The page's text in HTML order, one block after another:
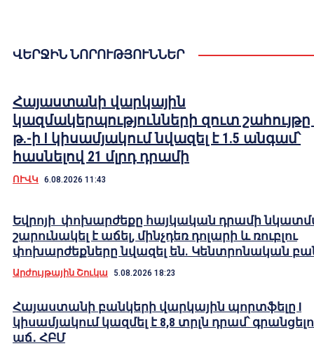
ՎԵՐՋԻՆ ՆՈՐՈՒԹՅՈՒՆՆԵՐ
Հայաստանի վարկային
կազմակերպությունների զուտ շահույթը
թ.-ի I կիսամյակում նվազել է 1.5 անգամ՝
հասնելով 21 մլրդ դրամի
ՈՒՎԿ 6.08.2026 11:43
Եվրոյի փոխարժեքը հայկական դրամի
շարունակել է աճել, մինչդեռ դոլարի և ռուբլու
փոխարժեքները նվազել են. Կենտրոնական
Արժույթային Շուկա 5.08.2026 18:23
Հայաստանի բանկերի վարկային պորտֆելը I
կիսամյակում կազմել է 8,8 տրլն դրամ՝
աճ․ ՀԲՄ